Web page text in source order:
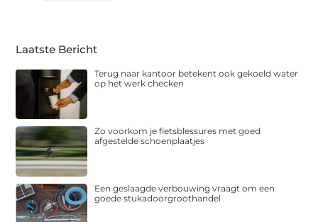
Laatste Bericht
Terug naar kantoor betekent ook gekoeld water
op het werk checken
Zo voorkom je fietsblessures met goed
afgestelde schoenplaatjes
Een geslaagde verbouwing vraagt om een
goede stukadoorgroothandel